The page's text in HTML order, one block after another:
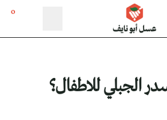
عسل أبو نايف
0
الجبلي للاطفال؟